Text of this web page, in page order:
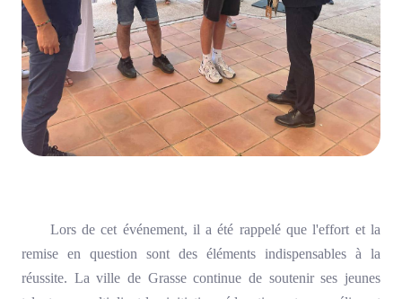
Lors de cet événement, il a été rappelé que l'effort et la
remise en question sont des éléments indispensables à la
réussite. La ville de Grasse continue de soutenir ses jeunes